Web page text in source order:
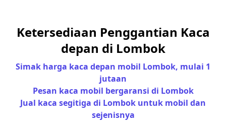
Ketersediaan Penggantian Kaca
depan di Lombok
Simak harga kaca depan mobil Lombok, mulai 1
jutaan
Pesan kaca mobil bergaransi di Lombok
Jual kaca segitiga di Lombok untuk mobil dan
sejenisnya